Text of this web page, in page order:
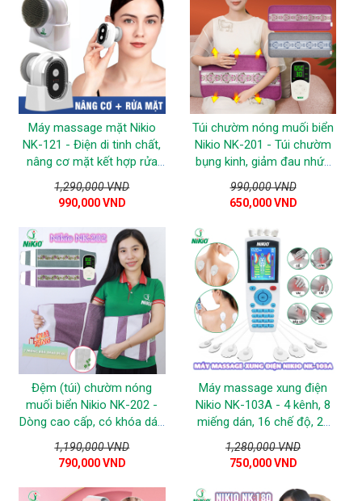
Máy massage mặt Nikio
NK-121 - Điện di tinh chất,
nâng cơ mặt kết hợp rửa
mặt
1,290,000 VND
990,000 VND
Túi chườm nóng muối biển
Nikio NK-201 - Túi chườm
bụng kinh, giảm đau nhức
mỏi toàn thân
990,000 VND
650,000 VND
Đệm (túi) chườm nóng
muối biển Nikio NK-202 -
Dòng cao cấp, có khóa dán
1,190,000 VND
790,000 VND
Máy massage xung điện
Nikio NK-103A - 4 kênh, 8
miếng dán, 16 chế độ, 20
1,280,000 VND
750,000 VND